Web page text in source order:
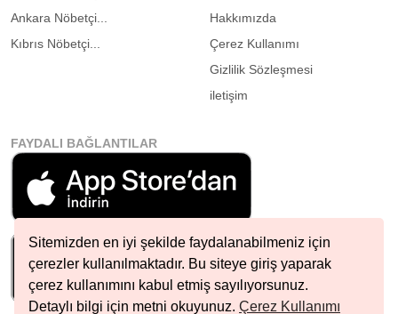
Sitemizden en iyi şekilde faydalanabilmeniz için
çerezler kullanılmaktadır. Bu siteye giriş yaparak
çerez kullanımını kabul etmiş sayılıyorsunuz.
Detaylı bilgi için metni okuyunuz. Çerez Kullanımı
Ankara Nöbetçi...
Kıbrıs Nöbetçi...
Hakkımızda
Çerez Kullanımı
Gizlilik Sözleşmesi
iletişim
FAYDALI BAĞLANTILAR